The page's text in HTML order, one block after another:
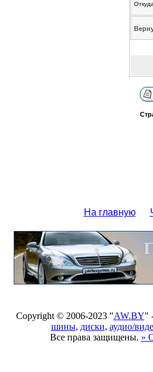
На главную
Copyright © 2006-2023 "AW.BY"
шины, диски, аудио/
Все права защищены. »